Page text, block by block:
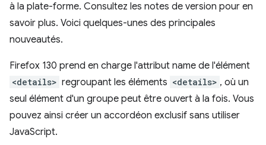
à la plate-forme. Consultez les notes de version pour en
savoir plus. Voici quelques-unes des principales
nouveautés.
Firefox 130 prend en charge l'attribut name de l'élément
<details> regroupant les éléments <details> , où un
seul élément d'un groupe peut être ouvert à la fois. Vous
pouvez ainsi créer un accordéon exclusif sans utiliser
JavaScript.